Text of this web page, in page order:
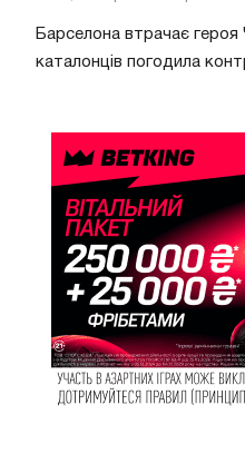
Барселона втрачає героя
каталонців погодила